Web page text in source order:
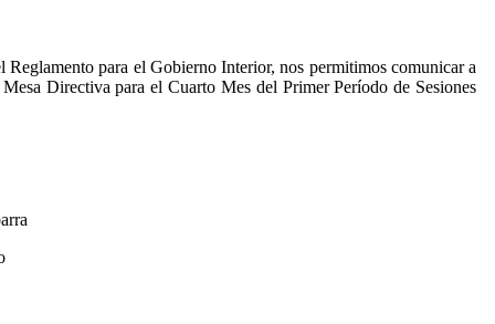
para el Gobierno Interior, nos permitimos comunicar a
Directiva para el Cuarto Mes del Primer Período de Sesiones